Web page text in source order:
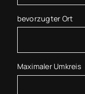
bevorzugter Ort
Maximaler Umkreis